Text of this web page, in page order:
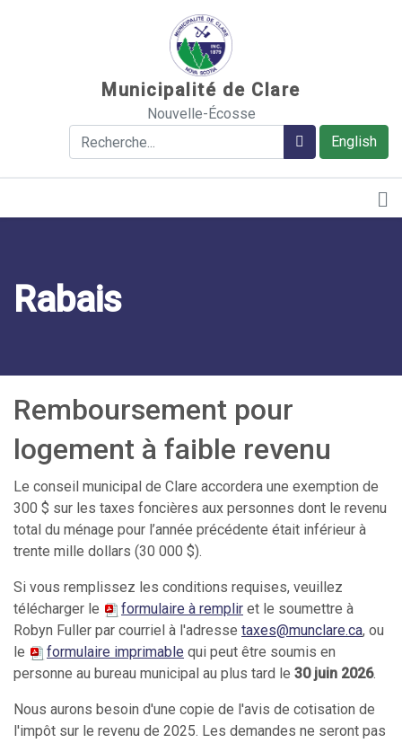
Municipalité de Clare
Nouvelle-Écosse
English
Rechercher Rechercher
Rabais
Remboursement pour
logement à faible revenu
Le conseil municipal de Clare accordera une exemption de
300 $ sur les taxes foncières aux personnes dont le revenu
total du ménage pour l’année précédente était inférieur à
trente mille dollars (30 000 $).
Si vous remplissez les conditions requises, veuillez
télécharger le
formulaire à remplir et le soumettre à
Robyn Fuller par courriel à l'adresse taxes@munclare.ca, ou
le
formulaire imprimable qui peut être soumis en
personne au bureau municipal au plus tard le 30juin 2026.
Nous aurons besoin d'une copie de l'avis de cotisation de
l'impôt sur le revenu de 2025. Les demandes ne seront pas